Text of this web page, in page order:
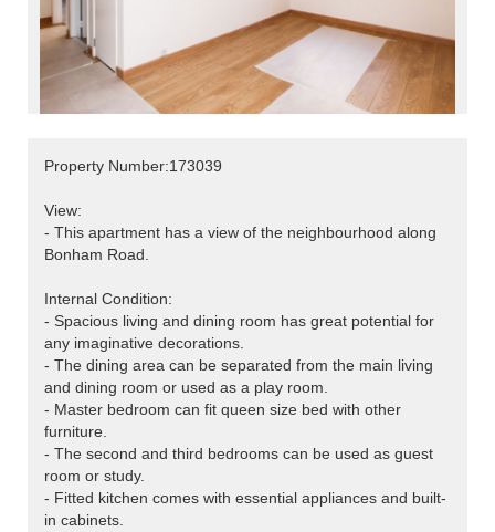
Property Number:173039
View:
- This apartment has a view of the neighbourhood along
Bonham Road.
Internal Condition:
- Spacious living and dining room has great potential for
any imaginative decorations.
- The dining area can be separated from the main living
and dining room or used as a play room.
- Master bedroom can fit queen size bed with other
furniture.
- The second and third bedrooms can be used as guest
room or study.
- Fitted kitchen comes with essential appliances and built-
in cabinets.